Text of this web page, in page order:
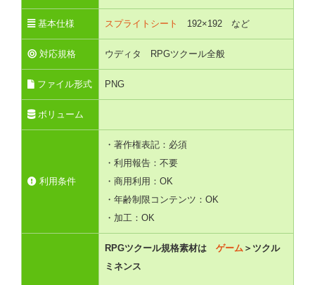
基本仕様 スプライトシート 192×192 など
対応規格 ウディタ RPGツクール全般
ファイル形式 PNG
ボリューム
利用条件
・著作権表記：必須
・利用報告：不要
・商用利用：OK
・年齢制限コンテンツ：OK
・加工：OK
RPGツクール規格素材は ゲーム ＞ツクル
ミネンス